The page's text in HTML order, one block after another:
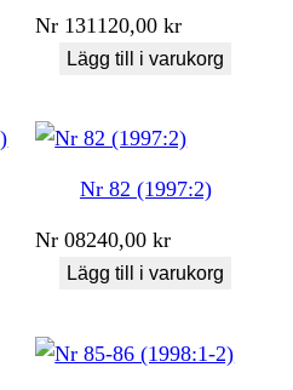
Nr 131 120,00kr
Lägg till i varukorg
Nr 82 (1997:2)
Nr 08240,00kr
Lägg till i varukorg